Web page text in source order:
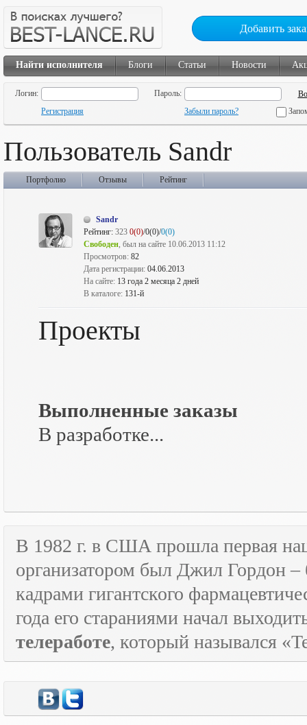
Добавить
Найти исполнителя Блоги Статьи Новости
Логин:
Пароль:
Регистрация
Забыли пароль?
Пользователь Sandr
Портфолио Отзывы Рейтинг
Sandr
Рейтинг: 323 0(0)/0(0)/0(0)
Свободен, был на сайте 10.06.2013 11:12
Просмотров: 82
Дата регистрации: 04.06.2013
На сайте: 13 года 2 месяца 2 дней
В каталоге: 131-й
Проекты
Выполненные заказы
В разработке...
В 1982 г. в США прошла первая
организатором был Джил Гордон –
кадрами гигантского
года его стараниями начал
телеработе, который назывался «